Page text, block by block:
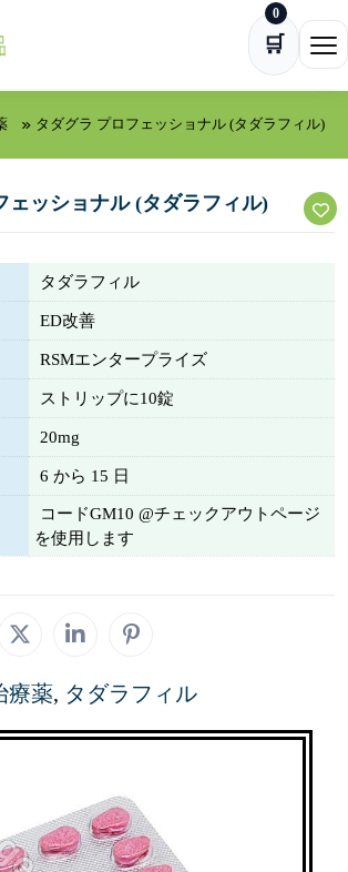
🛒
0
タダグラ プロフェッショナル (タダラフィル)
ェッショナル (タダラフィル)
タダラフィル
ED改善
RSMエンタープライズ
ストリップに10錠
20mg
6 から 15 日
コードGM10 @チェックアウトページ
を使用します
療薬, タダラフィル